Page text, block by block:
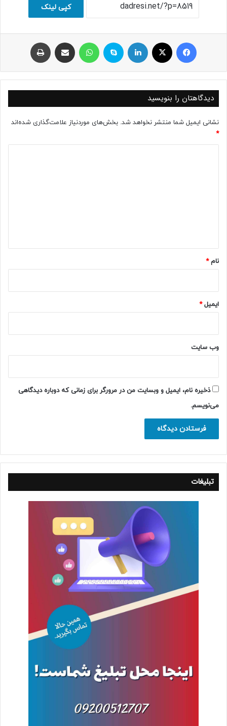
کپی لینک
فیسبوک ایکس لینکداین اسکایپ واتس آپ اشتراک با ایمیل
دیدگاهتان را بنویسید
نشانی ایمیل شما منتشر نخواهد شد. بخش‌های موردنیاز علامت‌گذاری شده‌اند
*
نام*
ایمیل*
وب‌ سایت
ذخیره نام، ایمیل و وبسایت من در مرورگر برای زمانی که دوباره دیدگاهی
می‌نویسم.
تبلیغات